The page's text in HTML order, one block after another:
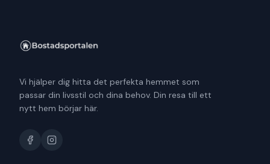
Vi hjälper dig hitta det perfekta hemmet som
passar din livsstil och dina behov. Din resa till ett
nytt hem börjar här.